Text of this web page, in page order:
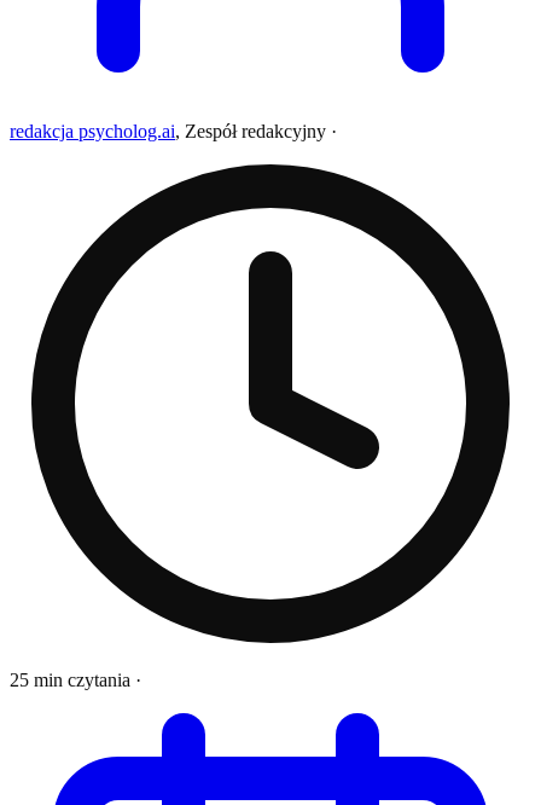
redakcja psycholog.ai, Zespół redakcyjny ·
25 min czytania ·